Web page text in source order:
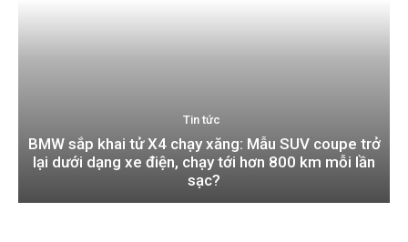
Tin tức
BMW sắp khai tử X4 chạy xăng: Mẫu SUV coupe trở
lại dưới dạng xe điện, chạy tới hơn 800 km mỗi lần
sạc?